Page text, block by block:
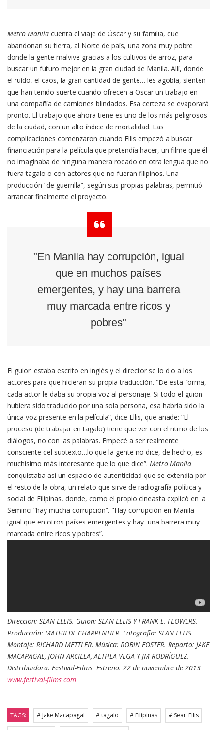
Metro Manila cuenta el viaje de Óscar y su familia, que
abandonan su tierra, al Norte de país, una zona muy pobre
donde la gente malvive gracias a los cultivos de arroz, para
buscar un futuro mejor en la gran ciudad de Manila. Allí, donde
el ruido, el caos, la gran cantidad de gente… les agobia, sienten
que han tenido suerte cuando ofrecen a Oscar un trabajo en
una compañía de camiones blindados. Esa certeza se evaporará
pronto. El trabajo que ahora tiene es uno de los más peligrosos
de la ciudad, con un alto índice de mortalidad. Las
complicaciones comenzaron cuando Ellis empezó a buscar
financiación para la película que pretendía hacer, un filme que él
no imaginaba de ninguna manera rodado en otra lengua que no
fuera tagalo o con actores que no fueran filipinos. Una
producción “de guerrilla”, según sus propias palabras, permitió
arrancar finalmente el proyecto.
"En Manila hay corrupción, igual
que en muchos países
emergentes, y hay una barrera
muy marcada entre ricos y
pobres"
El guion estaba escrito en inglés y el director se lo dio a los
actores para que hicieran su propia traducción. “De esta forma,
cada actor le daba su propia voz al personaje. Si todo el guion
hubiera sido traducido por una sola persona, esa habría sido la
única voz presente en la película”, dice Ellis, que añade: “El
proceso (de trabajar en tagalo) tiene que ver con el ritmo de los
diálogos, no con las palabras. Empecé a ser realmente
consciente del subtexto…lo que la gente no dice, de hecho, es
muchísimo más interesante que lo que dice”. Metro Manila
conquistaba así un espacio de autenticidad que se extendía por
el resto de la obra, un relato que sirve de radiografía política y
social de Filipinas, donde, como el propio cineasta explicó en la
Seminci “hay mucha corrupción”. "Hay corrupción en Manila
igual que en otros países emergentes y hay una barrera muy
marcada entre ricos y pobres”.
Dirección: SEAN ELLIS. Guion: SEAN ELLIS Y FRANK E. FLOWERS.
Producción: MATHILDE CHARPENTIER. Fotografía: SEAN ELLIS.
Montaje: RICHARD METTLER. Música: ROBIN FOSTER. Reparto: JAKE
MACAPAGAL, JOHN ARCILLA, ALTHEA VEGA Y JM RODRÍGUEZ.
Distribuidora: Festival-Films. Estreno: 22 de noviembre de 2013.
www.festival-films.com
TAGS: # Jake Macapagal # tagalo # Filipinas # Sean Ellis